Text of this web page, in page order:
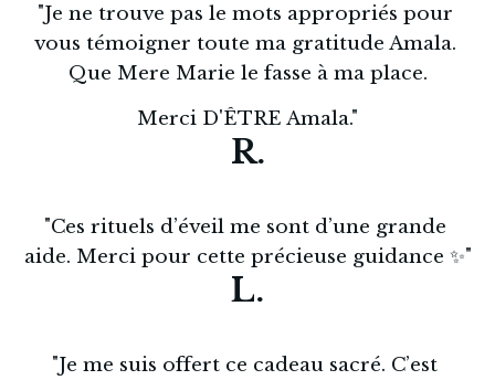
"Je ne trouve pas le mots appropriés pour
vous témoigner toute ma gratitude Amala.
Que Mere Marie le fasse à ma place.
Merci D'ÊTRE Amala."
R.
"Ces rituels d’éveil me sont d’une grande
aide. Merci pour cette précieuse guidance ✨"
L.
"Je me suis offert ce cadeau sacré. C’est